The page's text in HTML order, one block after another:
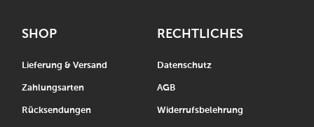
SHOP
Lieferung & Versand
Zahlungsarten
Rücksendungen
RECHTLICHES
Datenschutz
AGB
Widerrufsbelehrung